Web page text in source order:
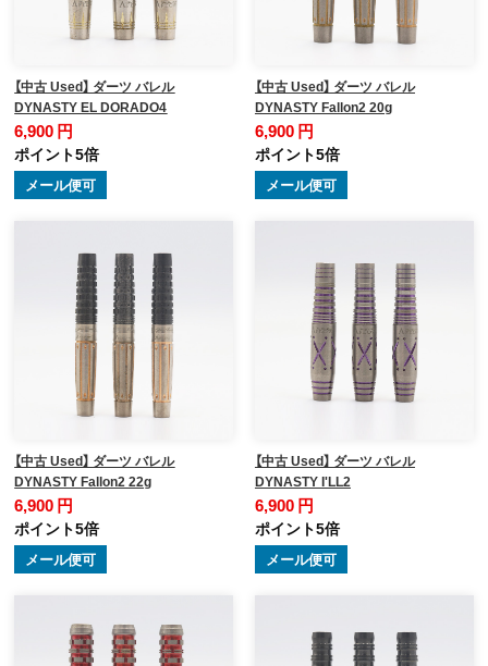
【中古 Used】 ダーツ バレル
DYNASTY EL DORADO4
6,900 円
ポイント5倍
メール便可
【中古 Used】 ダーツ バレル
DYNASTY Fallon2 20g
6,900 円
ポイント5倍
メール便可
【中古 Used】 ダーツ バレル
DYNASTY Fallon2 22g
6,900 円
ポイント5倍
メール便可
【中古 Used】 ダーツ バレル
DYNASTY I'LL2
6,900 円
ポイント5倍
メール便可